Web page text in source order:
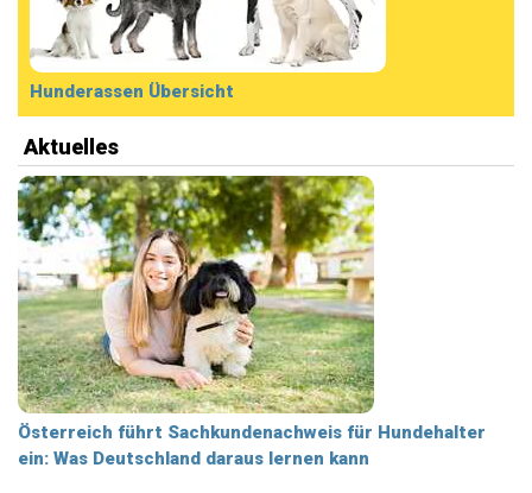
Hunderassen Übersicht
Aktuelles
Österreich führt Sachkundenachweis für Hundehalter
ein: Was Deutschland daraus lernen kann